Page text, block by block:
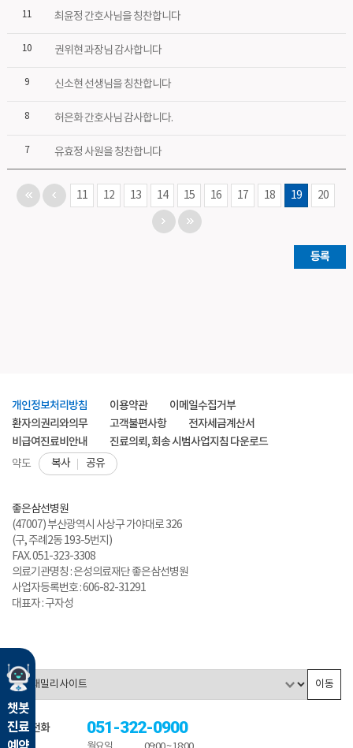
11 최윤정 간호사님을 칭찬합니다
10 권위현 과장님 감사합니다
9 신소현 선생님을 칭찬합니다
8 허은화 간호사님 감사합니다.
7 유효정 사원을 칭찬합니다
11 12 13 14 15 16 17 18 19 20
등록
개인정보처리방침 이용약관
이메일수집거부
환자의권리와의무
고객불편사항
전자세금계산서
비급여진료비안내
진료의뢰, 회송 시범사업지침 다운로드
약도 복사 공유
좋은삼선병원
(47007) 부산광역시 사상구 가야대로 326
(구, 주례2동 193-5번지)
FAX. 051-323-3308
의료기관명칭 : 은성의료재단 좋은삼선병원
사업자등록번호 : 606-82-31291
대표자 : 구자성
이동
대표전화 051-322-0900
챗봇
진료